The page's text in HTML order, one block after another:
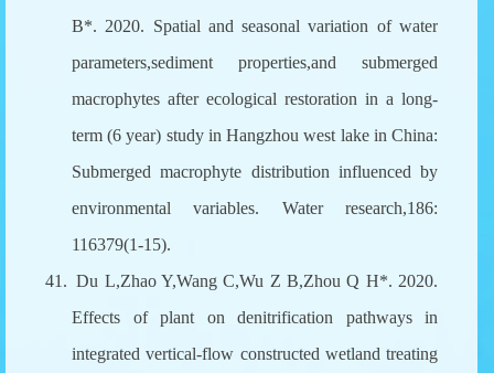
B*. 2020. Spatial and seasonal variation of water
parameters,sediment properties,and submerged
macrophytes after ecological restoration in a long-
term (6 year) study in Hangzhou west lake in China:
Submerged macrophyte distribution influenced by
environmental variables. Water research,186:
116379(1-15).
41. Du L,Zhao Y,Wang C,Wu Z B,Zhou Q H*. 2020.
Effects of plant on denitrification pathways in
integrated vertical-flow constructed wetland treating